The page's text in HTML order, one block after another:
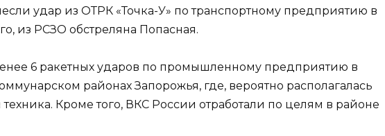
удар из ОТРК «Точка-У» по транспортному предприятию в
из РСЗО обстреляна Попасная.
6 ракетных ударов по промышленному предприятию в
районах Запорожья, где, вероятно располагалась
Кроме того, ВКС России отработали по целям в районе